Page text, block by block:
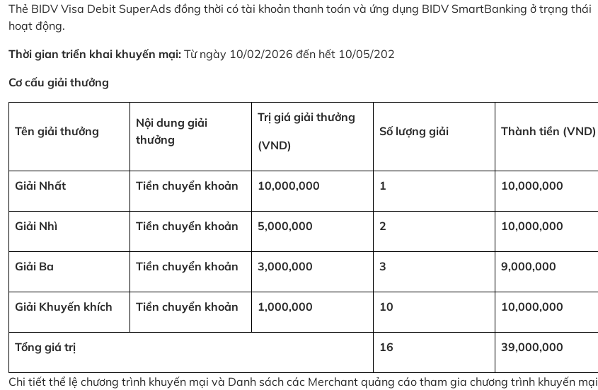
Thẻ BIDV Visa Debit SuperAds đồng thời có tài khoản thanh toán và ứng dụng BIDV SmartBanking ở trạng thái
hoạt động.
Thời gian triển khai khuyến mại: Từ ngày 10/02/2026 đến hết 10/05/202
Cơ cấu giải thưởng
Tên giải thưởng
Nội dung giải
thưởng
Trị giá giải thưởng
(VND)
Số lượng giải Thành tiền (VND)
Giải Nhất Tiền chuyển khoản 10,000,000 1 10,000,000
Giải Nhì Tiền chuyển khoản 5,000,000 2 10,000,000
Giải Ba Tiền chuyển khoản 3,000,000 3 9,000,000
Giải Khuyến khích Tiền chuyển khoản 1,000,000 10 10,000,000
Tổng giá trị 16 39,000,000
Chi tiết thể lệ chương trình khuyến mại và Danh sách các Merchant quảng cáo tham gia chương trình khuyến mại